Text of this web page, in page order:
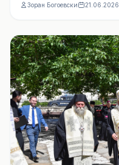
Зоран Богоевски 21.06.2026